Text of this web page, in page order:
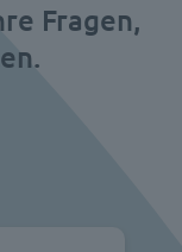
Fragen,